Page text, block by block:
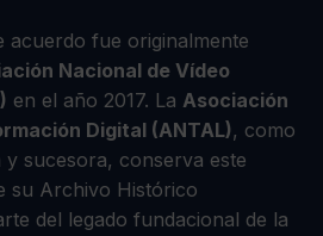
acuerdo fue originalmente
Nacional de Vídeo
en el año 2017. La Asociación
Digital (ANTAL), como
sucesora, conserva este
su Archivo Histórico
del legado fundacional de la